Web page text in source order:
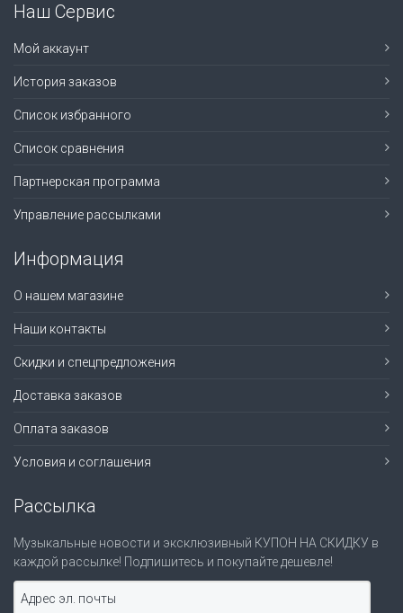
Наш Сервис
Мой аккаунт
История заказов
Список избранного
Список сравнения
Партнерская программа
Управление рассылками
Информация
О нашем магазине
Наши контакты
Скидки и спецпредложения
Доставка заказов
Оплата заказов
Условия и соглашения
Рассылка
Музыкальные новости и эксклюзивный КУПОН НА СКИДКУ в
каждой рассылке! Подпишитесь и покупайте дешевле!